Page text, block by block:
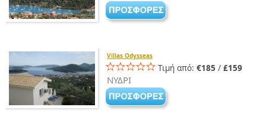
Villas Odysseas
Τιμή από: €185 / £159
ΝΥΔΡΙ